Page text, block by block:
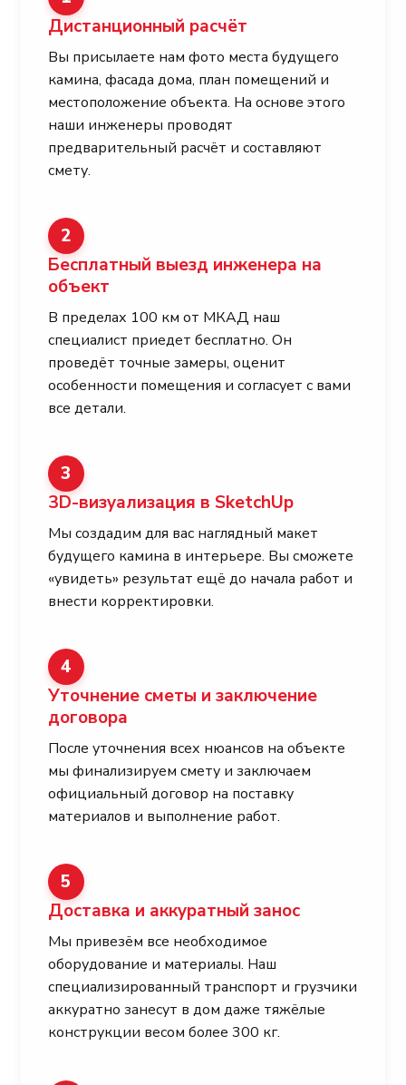
Дистанционный расчёт
Вы присылаете нам фото места будущего
камина, фасада дома, план помещений и
местоположение объекта. На основе этого
наши инженеры проводят
предварительный расчёт и составляют
смету.
2
Бесплатный выезд инженера на
объект
В пределах 100 км от МКАД наш
специалист приедет бесплатно. Он
проведёт точные замеры, оценит
особенности помещения и согласует с вами
все детали.
3
3D-визуализация в SketchUp
Мы создадим для вас наглядный макет
будущего камина в интерьере. Вы сможете
«увидеть» результат ещё до начала работ и
внести корректировки.
4
Уточнение сметы и заключение
договора
После уточнения всех нюансов на объекте
мы финализируем смету и заключаем
официальный договор на поставку
материалов и выполнение работ.
5
Доставка и аккуратный занос
Мы привезём все необходимое
оборудование и материалы. Наш
специализированный транспорт и грузчики
аккуратно занесут в дом даже тяжёлые
конструкции весом более 300 кг.